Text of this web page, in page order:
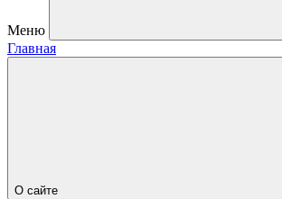
Меню
Главная
О сайте